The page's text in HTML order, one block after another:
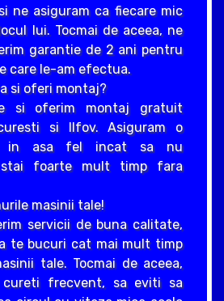
ne asiguram ca fiecare mic
lui. Tocmai de aceea, ne
garantie de 2 ani pentru
care le-am efectua.
si oferi montaj?
si oferim montaj gratuit
si Ilfov. Asiguram o
in asa fel incat sa nu
stai foarte mult timp fara
masinii tale!
servicii de buna calitate,
te bucuri cat mai mult timp
tale. Tocmai de aceea,
cureti frecvent, sa eviti sa